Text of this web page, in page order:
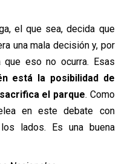
el que sea, decida que
una mala decisión y, por
eso no ocurra. Esas
está la posibilidad de
el parque. Como
en este debate con
lados. Es una buena